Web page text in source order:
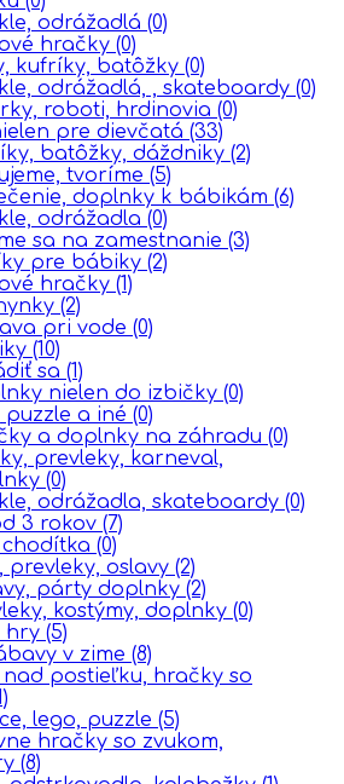
odrážadlá (0)
hračky (0)
kufríky, batôžky (0)
odrážadlá, , skateboardy (0)
roboti, hrdinovia (0)
pre dievčatá (33)
batôžky, dáždniky (2)
tvoríme (5)
doplnky k bábikám (6)
odrážadla (0)
sa na zamestnanie (3)
pre bábiky (2)
hračky (1)
(2)
pri vode (0)
(10)
sa (1)
nielen do izbičky (0)
puzzle a iné (0)
a doplnky na záhradu (0)
prevleky, karneval,
(0)
odrážadla, skateboardy (0)
3 rokov (7)
chodítka (0)
prevleky, oslavy (2)
párty doplnky (2)
kostýmy, doplnky (0)
hry (5)
v zime (8)
nad postieľku, hračky so
lego, puzzle (5)
hračky so zvukom,
(8)